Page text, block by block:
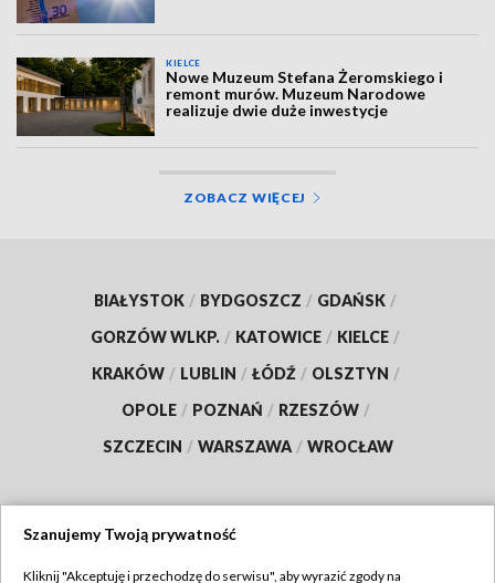
KIELCE
Nowe Muzeum Stefana Żeromskiego i
remont murów. Muzeum Narodowe
realizuje dwie duże inwestycje
ZOBACZ WIĘCEJ
BIAŁYSTOK / BYDGOSZCZ / GDAŃSK /
GORZÓW WLKP. / KATOWICE / KIELCE /
KRAKÓW / LUBLIN / ŁÓDŹ / OLSZTYN /
OPOLE / POZNAŃ / RZESZÓW /
SZCZECIN / WARSZAWA / WROCŁAW
Szanujemy Twoją prywatność
Kliknij "Akceptuję i przechodzę do serwisu", aby wyrazić zgody na